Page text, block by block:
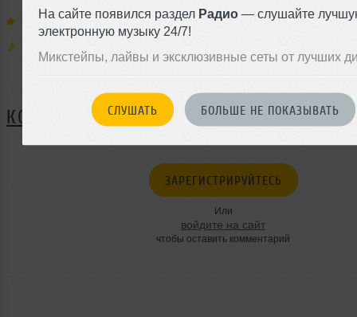
На сайте появился раздел Радио — слушайте
электронную музыку 24/7!
Микстейпы, лайвы и эксклюзивные сеты от лучших
СЛУШАТЬ БОЛЬШЕ НЕ ПОКАЗЫВАТЬ
Выступают:
КОММЕНТАРИИ
ЗАРЕГИСТРИРУЙТЕСЬ
Или
войдите на сайт
чтобы оставить комментарий